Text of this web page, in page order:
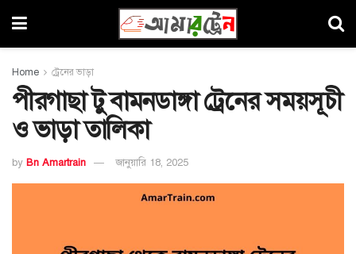
Home ট্রেনের ভাড়া
পীরগাছা টু বামনডাঙ্গা ট্রেনের সময়সূচী
ও ভাড়া তালিকা
by Bn Amartrain জানুয়ারি 18, 2025